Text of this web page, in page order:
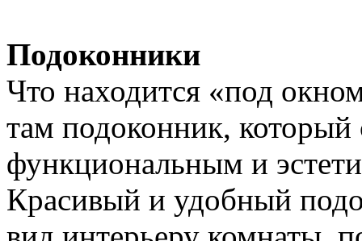
Подоконники
Что находится «под
там подоконник,
функциональным и
Красивый и удобный